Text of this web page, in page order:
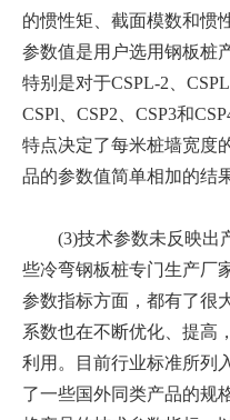
的惯性矩、截面模数和惯
参数值是用户选用钢板桩
特别是对于CSPL-2、
CSPl、CSP2、CSP3和
特点决定了每米桩墙宽度
品的参数值简单相加的结果
(3)技术参数未反映出
些冷弯钢板桩专门生产厂
参数指标方面，都有了很
系数也在不断优化、提高
利用。目前行业标准所列
了一些国外同类产品的规